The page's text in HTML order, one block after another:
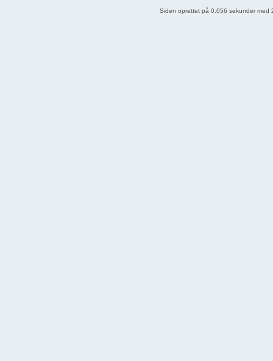
Siden oprettet på 0.056 sekunder med